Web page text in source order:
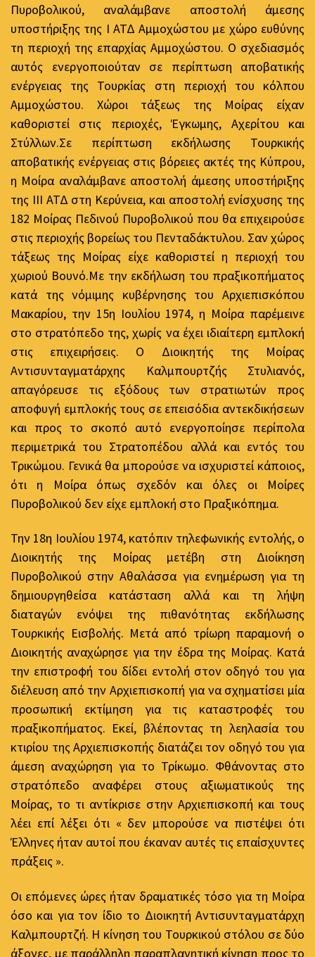
Πυροβολικού, αναλάμβανε αποστολή άμεσης
υποστήριξης της Ι ΑΤΔ Αμμοχώστου με χώρο ευθύνης
τη περιοχή της επαρχίας Αμμοχώστου. Ο σχεδιασμός
αυτός ενεργοποιούταν σε περίπτωση αποβατικής
ενέργειας της Τουρκίας στη περιοχή του κόλπου
Αμμοχώστου. Χώροι τάξεως της Μοίρας είχαν
καθοριστεί στις περιοχές, Έγκωμης, Αχερίτου και
Στύλλων.Σε περίπτωση εκδήλωσης Τουρκικής
αποβατικής ενέργειας στις βόρειες ακτές της Κύπρου,
η Μοίρα αναλάμβανε αποστολή άμεσης υποστήριξης
της ΙΙΙ ΑΤΔ στη Κερύνεια, και αποστολή ενίσχυσης της
182 Μοίρας Πεδινού Πυροβολικού που θα επιχειρούσε
στις περιοχής βορείως του Πενταδάκτυλου. Σαν χώρος
τάξεως της Μοίρας είχε καθοριστεί η περιοχή του
χωριού Βουνό.Με την εκδήλωση του πραξικοπήματος
κατά της νόμιμης κυβέρνησης του Αρχιεπισκόπου
Μακαρίου, την 15η Ιουλίου 1974, η Μοίρα παρέμεινε
στο στρατόπεδο της, χωρίς να έχει ιδιαίτερη εμπλοκή
στις επιχειρήσεις. Ο Διοικητής της Μοίρας
Αντισυνταγματάρχης Καλμπουρτζής Στυλιανός,
απαγόρευσε τις εξόδους των στρατιωτών προς
αποφυγή εμπλοκής τους σε επεισόδια αντεκδικήσεων
και προς το σκοπό αυτό ενεργοποίησε περίπολα
περιμετρικά του Στρατοπέδου αλλά και εντός του
Τρικώμου. Γενικά θα μπορούσε να ισχυριστεί κάποιος,
ότι η Μοίρα όπως σχεδόν και όλες οι Μοίρες
Πυροβολικού δεν είχε εμπλοκή στο Πραξικόπημα.
Την 18η Ιουλίου 1974, κατόπιν τηλεφωνικής εντολής, ο
Διοικητής της Μοίρας μετέβη στη Διοίκηση
Πυροβολικού στην Αθαλάσσα για ενημέρωση για τη
δημιουργηθείσα κατάσταση αλλά και τη λήψη
διαταγών ενόψει της πιθανότητας εκδήλωσης
Τουρκικής Εισβολής. Μετά από τρίωρη παραμονή ο
Διοικητής αναχώρησε για την έδρα της Μοίρας. Κατά
την επιστροφή του δίδει εντολή στον οδηγό του για
διέλευση από την Αρχιεπισκοπή για να σχηματίσει μία
προσωπική εκτίμηση για τις καταστροφές του
πραξικοπήματος. Εκεί, βλέποντας τη λεηλασία του
κτιρίου της Αρχιεπισκοπής διατάζει τον οδηγό του για
άμεση αναχώρηση για το Τρίκωμο. Φθάνοντας στο
στρατόπεδο αναφέρει στους αξιωματικούς της
Μοίρας, το τι αντίκρισε στην Αρχιεπισκοπή και τους
λέει επί λέξει ότι « δεν μπορούσε να πιστέψει ότι
Έλληνες ήταν αυτοί που έκαναν αυτές τις επαίσχυντες
πράξεις ».
Οι επόμενες ώρες ήταν δραματικές τόσο για τη Μοίρα
όσο και για τον ίδιο το Διοικητή Αντισυνταγματάρχη
Καλμπουρτζή. Η κίνηση του Τουρκικού στόλου σε δύο
άξονες, με παράλληλη παραπλανητική κίνηση προς το